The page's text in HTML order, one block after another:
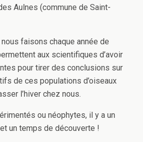
Aulnes (commune de Saint-
faisons chaque année de
aux scientifiques d’avoir
pour tirer des conclusions sur
de ces populations d’oiseaux
l’hiver chez nous.
ou néophytes, il y a un
un temps de découverte !